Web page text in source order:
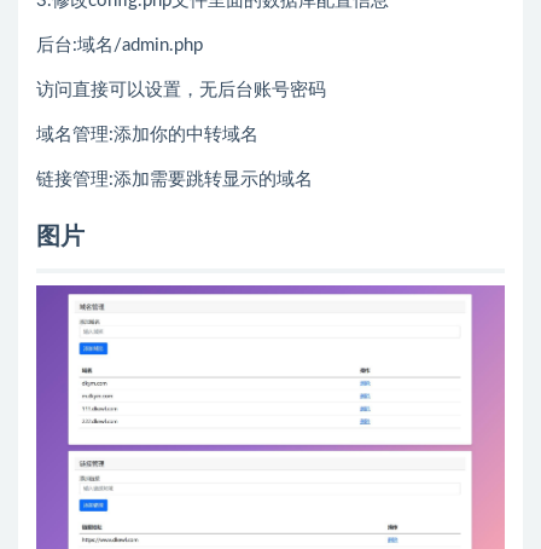
后台:域名/admin.php
访问直接可以设置，无后台账号密码
域名管理:添加你的中转域名
链接管理:添加需要跳转显示的域名
图片